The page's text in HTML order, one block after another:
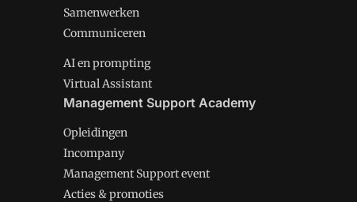
Samenwerken
Communiceren
AI en prompting
Virtual Assistant
Management Support Academy
Opleidingen
Incompany
Management Support event
Acties & promoties